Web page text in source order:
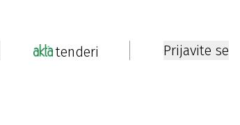
tenderi Prijavite se